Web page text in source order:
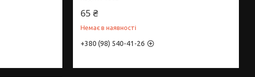
65 ₴
Немає в наявності
+380 (98) 540-41-26